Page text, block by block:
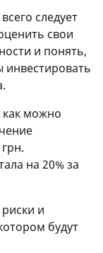
следует
свои
и понять,
инвестировать
можно
на 20% за
и
будут